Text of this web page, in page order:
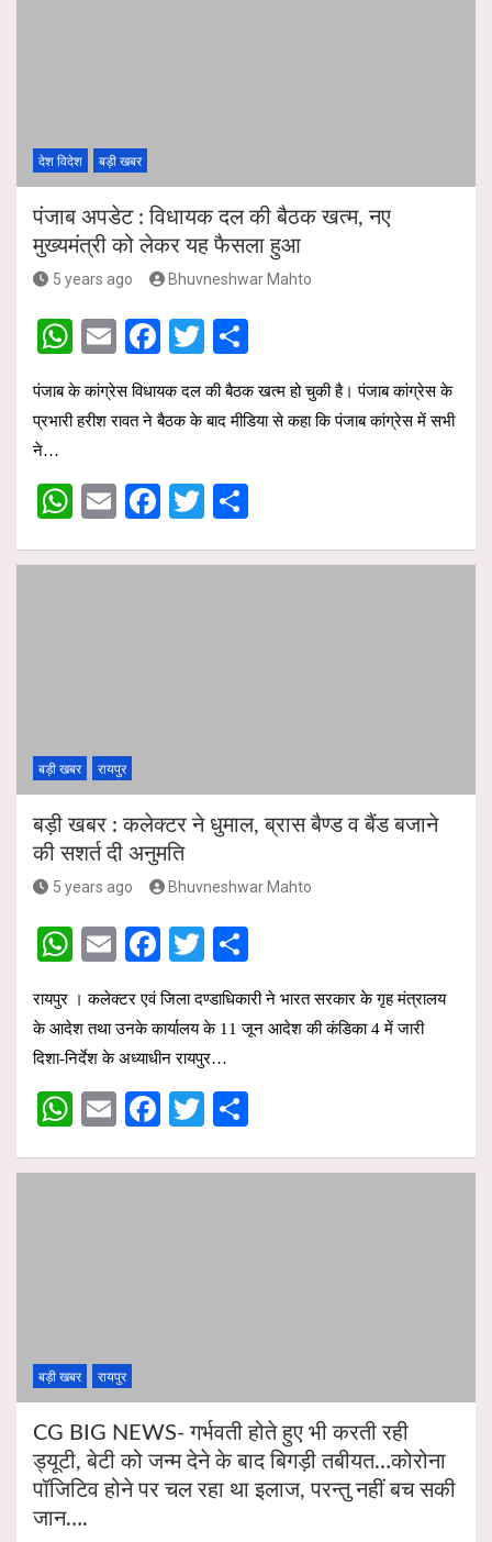
देश विदेश बड़ी खबर
पंजाब अपडेट : विधायक दल की बैठक खत्म, नए
मुख्यमंत्री को लेकर यह फैसला हुआ
5 years ago Bhuvneshwar Mahto
W
at
s
A
p
p
E
m
ail
F
ce
o
o
k
T
wi
tt
er
ar
पंजाब के कांग्रेस विधायक दल की बैठक खत्म हो चुकी है। पंजाब कांग्रेस के
प्रभारी हरीश रावत ने बैठक के बाद मीडिया से कहा कि पंजाब कांग्रेस में सभी
ने…
W
at
E
ail
F
ce
T
tt ar
बड़ी खबर रायपुर
बड़ी खबर : कलेक्टर ने धुमाल, ब्रास बैण्ड व बैंड बजाने
की सशर्त दी अनुमति
5 years ago Bhuvneshwar Mahto
W
at
s
A
p
p
E
ail
F
a
ce
b
o
o
k
T
wi
tt
er
h
ar
e
रायपुर । कलेक्टर एवं जिला दण्डाधिकारी ने भारत सरकार के गृह मंत्रालय
के आदेश तथा उनके कार्यालय के 11 जून आदेश की कंडिका 4 में जारी
दिशा-निर्देश के अध्याधीन रायपुर…
W
at
E
ail
F
ce
T
tt ar
बड़ी खबर रायपुर
CG BIG NEWS- गर्भवती होते हुए भी करती रही
ड्यूटी, बेटी को जन्म देने के बाद बिगड़ी तबीयत…कोरोना
पॉजिटिव होने पर चल रहा था इलाज, परन्तु नहीं बच सकी
जान….